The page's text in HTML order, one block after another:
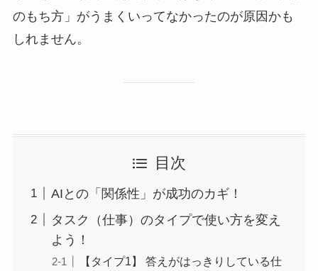
のもち方」がうまくいってなかったのが原因かも
しれません。
目次
AIとの「関係性」が成功のカギ！
タスク（仕事）のタイプで使い方を変え
よう！
【タイプ1】 答えがはっきりしている仕